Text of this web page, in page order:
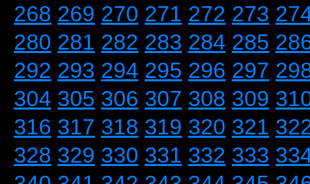
268 269 270 271 272 273
280 281 282 283 284 285
292 293 294 295 296 297
304 305 306 307 308 309
316 317 318 319 320 321
328 329 330 331 332 333